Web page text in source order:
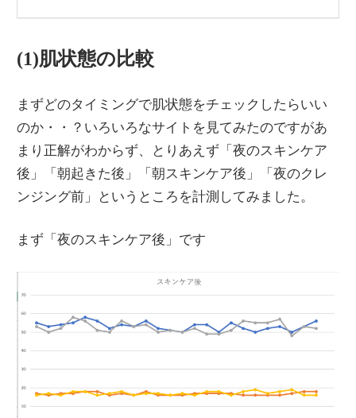
(1)肌状態の比較
まずどのタイミングで肌状態をチェックしたらいい
のか・・？いろいろなサイトを見てみたのですがあ
まり正解がわからず、とりあえず「夜のスキンケア
後」「朝起きた後」「朝スキンケア後」「夜のクレ
ンジング前」というところを計測してみました。
まず「夜のスキンケア後」です